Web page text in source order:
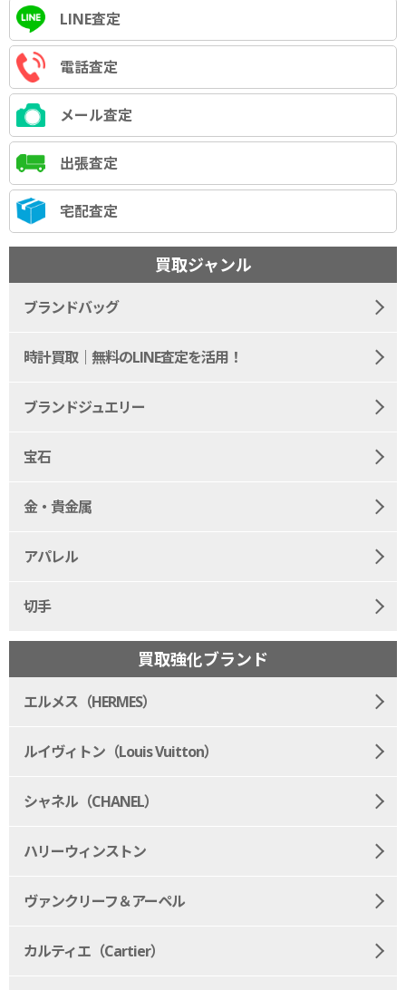
LINE査定
電話査定
メール査定
出張査定
宅配査定
買取ジャンル
ブランドバッグ
時計買取｜無料のLINE査定を活用！
ブランドジュエリー
宝石
金・貴金属
アパレル
切手
買取強化ブランド
エルメス（HERMES）
ルイヴィトン（Louis Vuitton）
シャネル（CHANEL）
ハリーウィンストン
ヴァンクリーフ＆アーペル
カルティエ（Cartier）